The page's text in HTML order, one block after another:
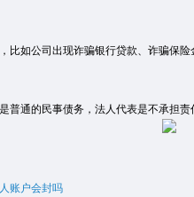
如公司出现诈骗银行贷款、诈骗保险
通的民事债务，法人代表是不承担责
账户会封吗